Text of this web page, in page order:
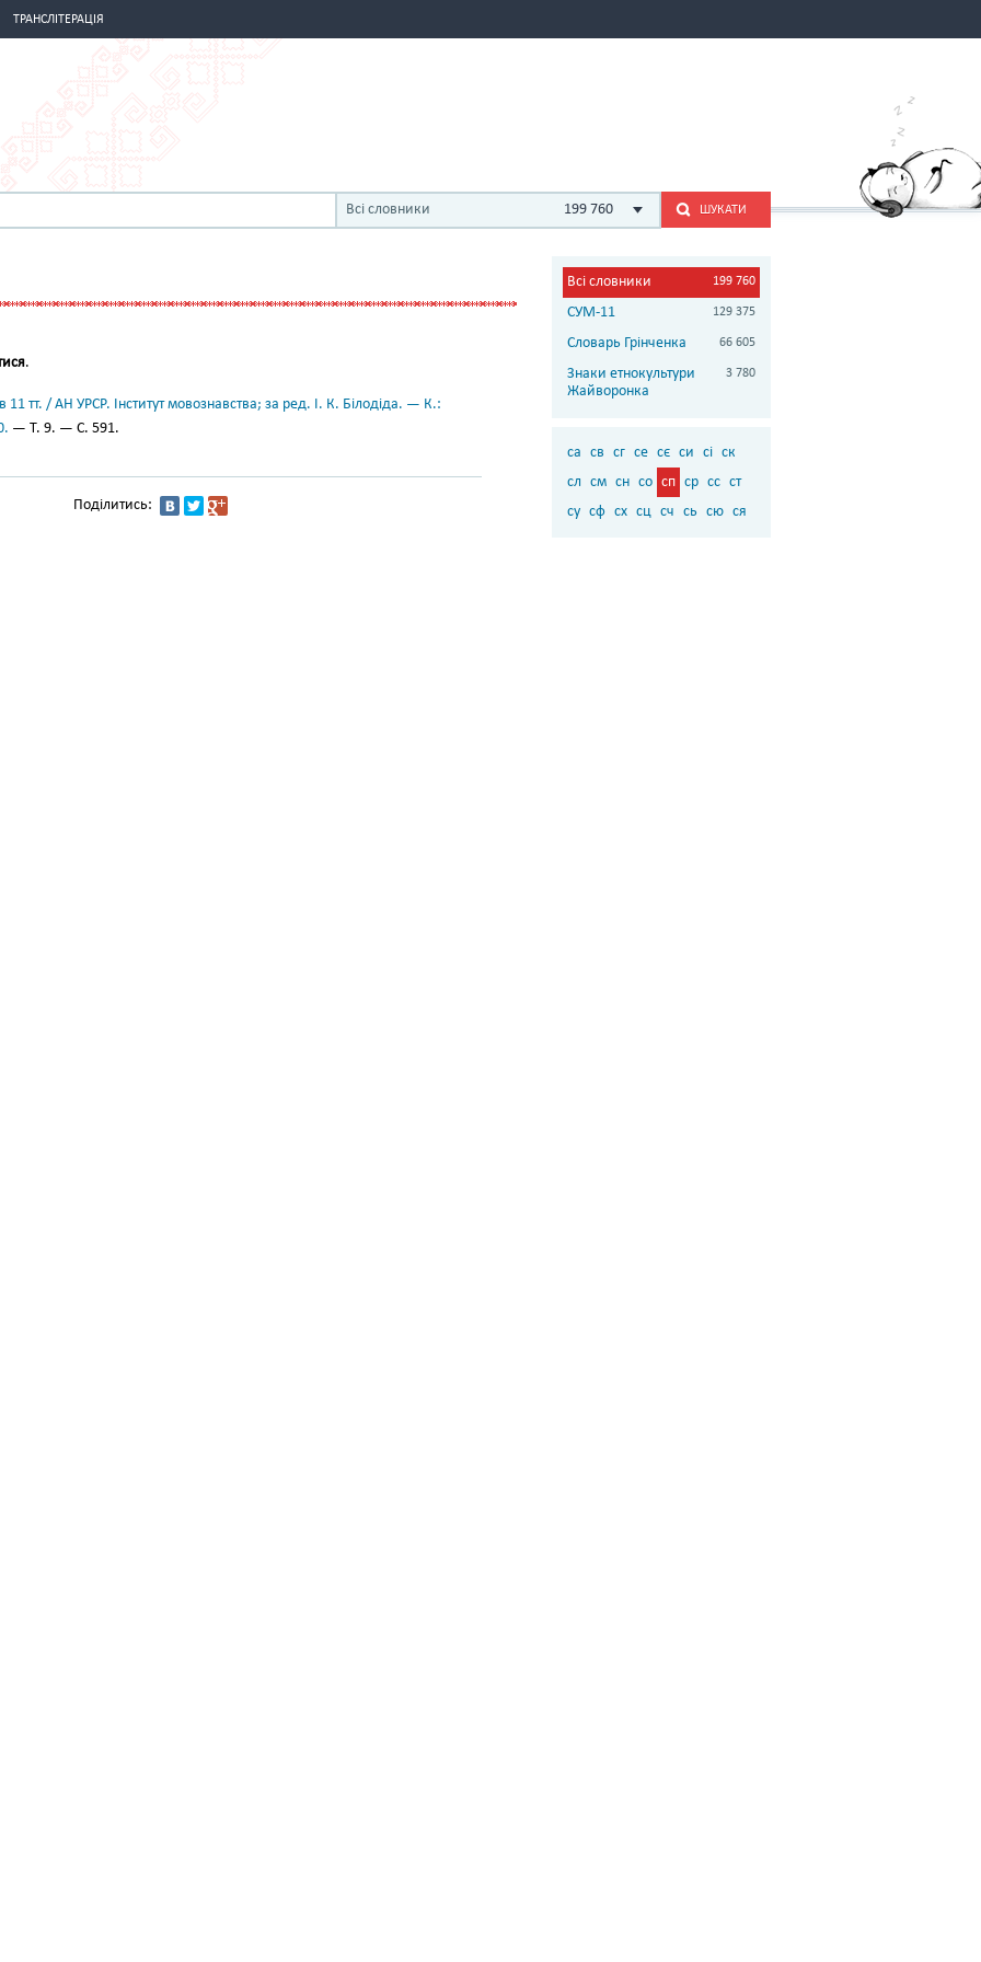
ТРАНСЛІТЕРАЦІЯ
Всі словники 199 760 ШУКАТИ
.
11 тт. / АН УРСР. Інститут мовознавства; за ред. І. К. Білодіда. — К.:
— Т. 9. — С. 591.
Поділитись:
Всі словники 199 760
СУМ-11 129 375
Словарь Грінченка 66 605
Знаки етнокультури
Жайворонка
3 780
са св сг се сє си сі ск
сл см сн со сп ср сс ст
су сф сх сц сч сь сю ся